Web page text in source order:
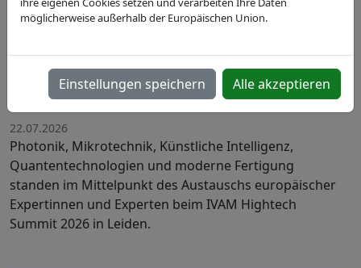
Engineering our Future: Europas
Hightech-Community setzt Impulse
für die Life Science-Industrie
22.07.2026
Photonik, Mikrotechnik, Künstliche Intelligenz,
Quantentechnologien und moderne Fertigung
standen im Mittelpunkt des Austauschs europäischer
Expertinnen und Experten beim IVAM Hightech
Summit 2026 in Leiden.
möglicherweise außerhalb der Europäischen Union.
Einstellungen speichern Alle akzeptieren